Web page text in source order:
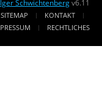
Schwichtenbergv6.11
SITEMAP
KONTAKT
RECHTLICHES